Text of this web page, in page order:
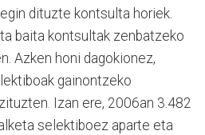
dituzte kontsulta horiek.
baita kontsultak zenbatzeko
Azken honi dagokionez,
gainontzeko
Izan ere, 2006an 3.482
selektiboez aparte eta